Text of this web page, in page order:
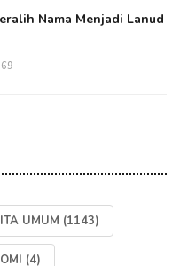
Nama Menjadi Lanud
UMUM (1143)
(4)